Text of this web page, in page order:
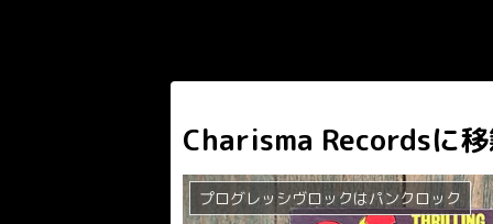
Charisma Recordsに
プログレッシヴロックはパンクロック